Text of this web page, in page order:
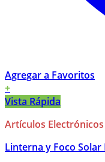
Agregar a Favoritos
+
Vista Rápida
Artículos Electrónicos
Linterna y Foco Solar